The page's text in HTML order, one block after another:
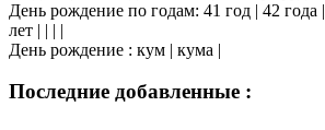
День рождение по годам: 41 год | 42 года
лет | | | |
День рождение : кум | кума |
Последние добавленные :